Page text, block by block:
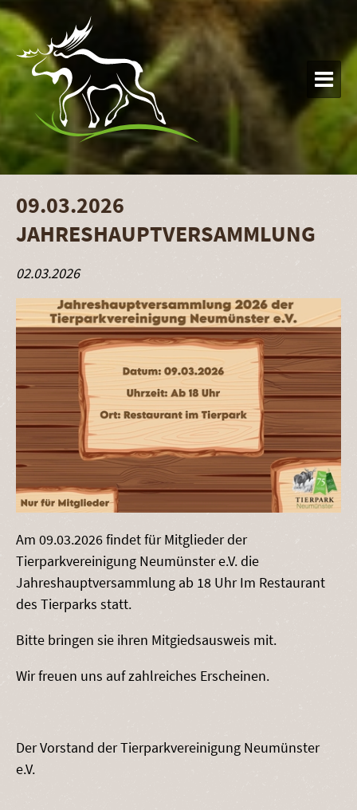

09.03.2026
JAHRESHAUPTVERSAMMLUNG
02.03.2026
Am 09.03.2026 findet für Mitglieder der
Tierparkvereinigung Neumünster e.V. die
Jahreshauptversammlung ab 18 Uhr Im Restaurant
des Tierparks statt.
Bitte bringen sie ihren Mitgiedsausweis mit.
Wir freuen uns auf zahlreiches Erscheinen.
Der Vorstand der Tierparkvereinigung Neumünster
e.V.